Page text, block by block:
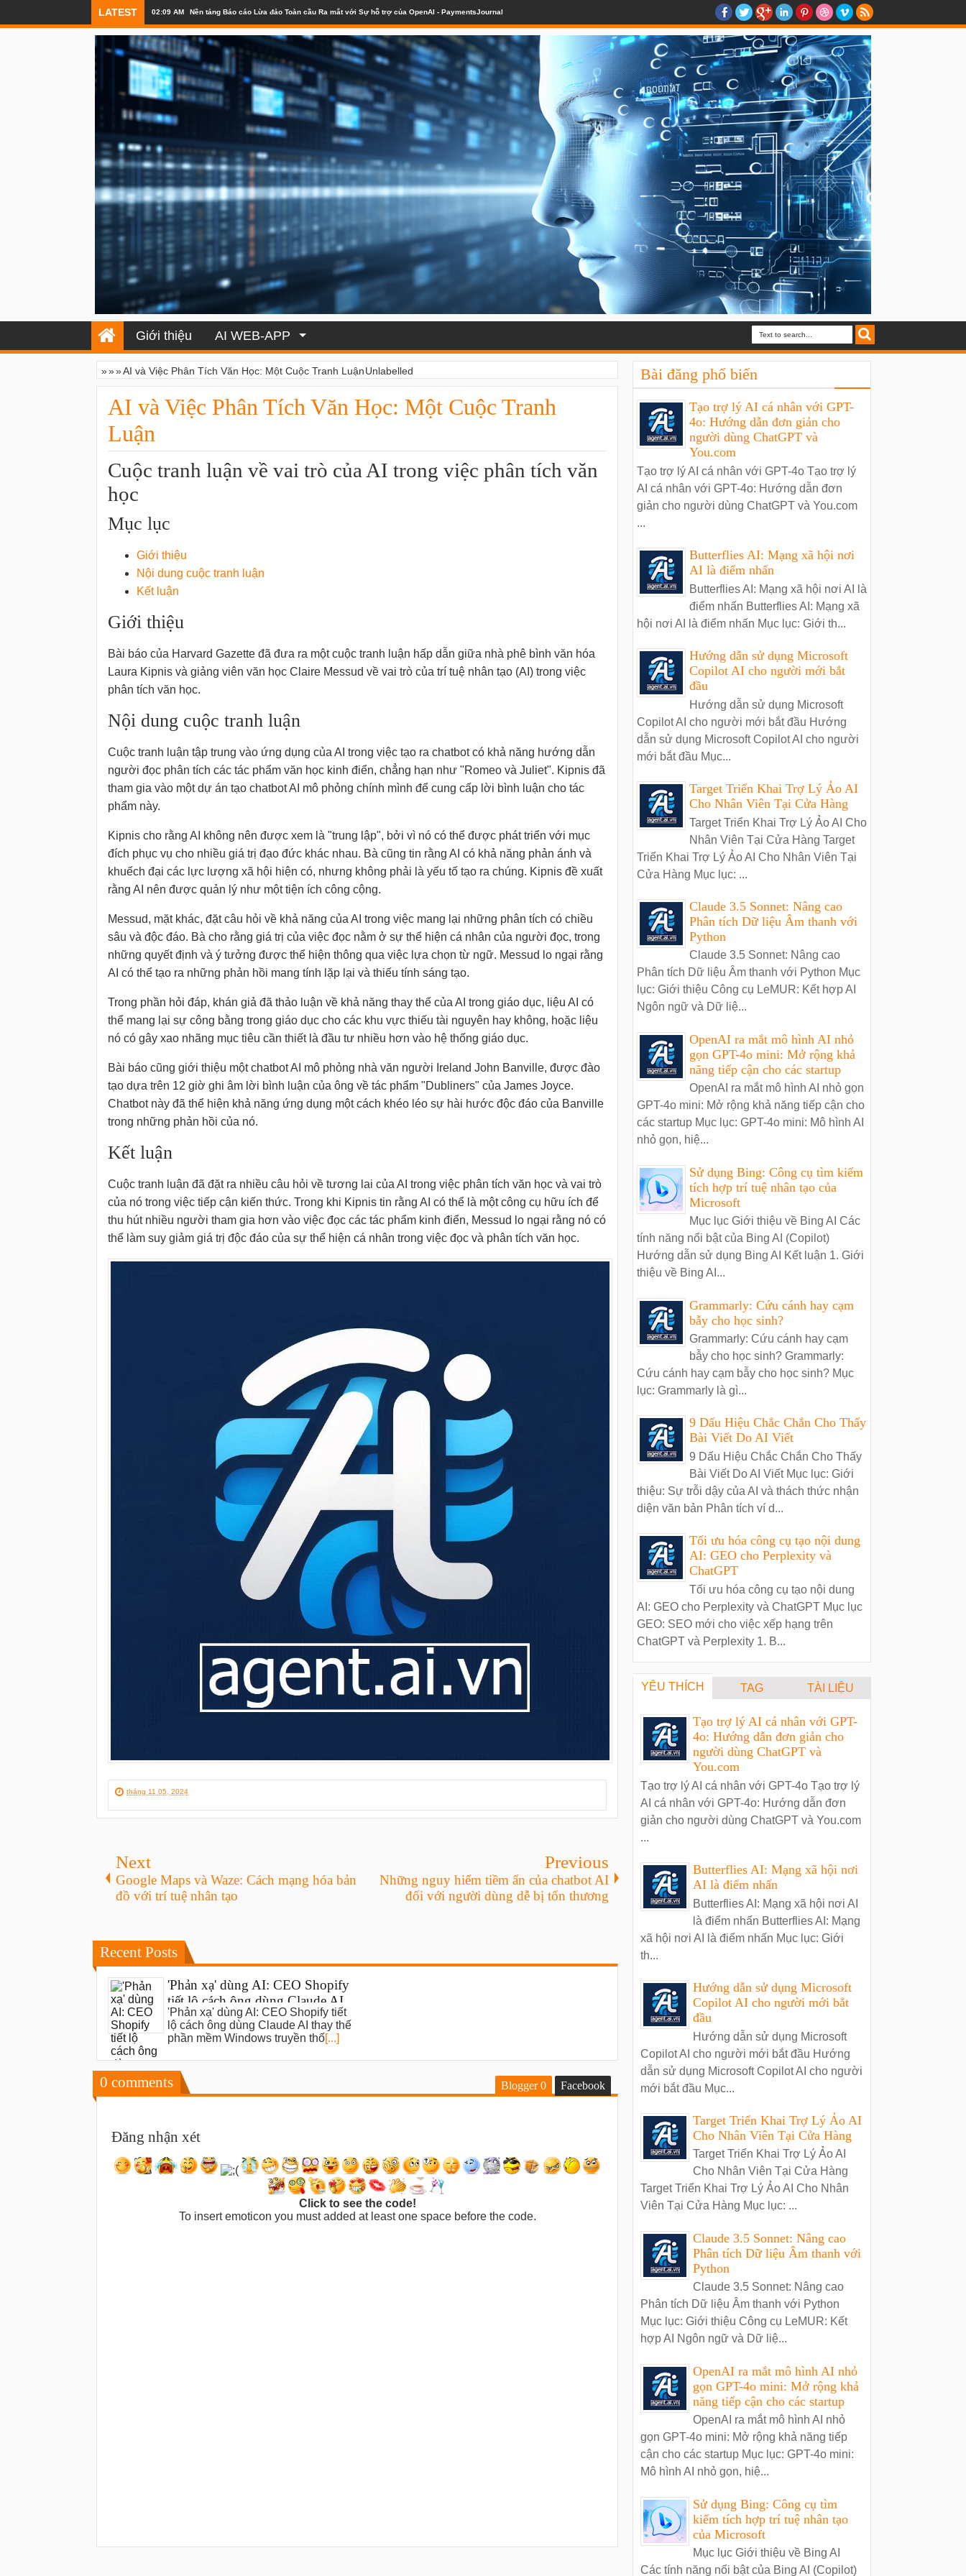
LATEST 02:09 AM Nền tảng Báo cáo Lừa đảo Toàn cầu Ra mắt với Sự hỗ trợ của OpenAI - PaymentsJournal
Giới thiệu AI WEB-APP
»» Unlabelled
»AI và Việc Phân Tích Văn Học: Một Cuộc Tranh Luận
AI và Việc Phân Tích Văn Học: Một Cuộc Tranh
Luận
Cuộc tranh luận về vai trò của AI trong việc phân tích văn
học
Mục lục
Giới thiệu
Nội dung cuộc tranh luận
Kết luận
Giới thiệu
Bài báo của Harvard Gazette đã đưa ra một cuộc tranh luận hấp dẫn giữa nhà phê bình văn hóa
Laura Kipnis và giảng viên văn học Claire Messud về vai trò của trí tuệ nhân tạo (AI) trong việc
phân tích văn học.
Nội dung cuộc tranh luận
Cuộc tranh luận tập trung vào ứng dụng của AI trong việc tạo ra chatbot có khả năng hướng dẫn
người đọc phân tích các tác phẩm văn học kinh điển, chẳng hạn như "Romeo và Juliet". Kipnis đã
tham gia vào một dự án tạo chatbot AI mô phỏng chính mình để cung cấp lời bình luận cho tác
phẩm này.
Kipnis cho rằng AI không nên được xem là "trung lập", bởi vì nó có thể được phát triển với mục
đích phục vụ cho nhiều giá trị đạo đức khác nhau. Bà cũng tin rằng AI có khả năng phản ánh và
khuếch đại các lực lượng xã hội hiện có, nhưng không phải là yếu tố tạo ra chúng. Kipnis đề xuất
rằng AI nên được quản lý như một tiện ích công cộng.
Messud, mặt khác, đặt câu hỏi về khả năng của AI trong việc mang lại những phân tích có chiều
sâu và độc đáo. Bà cho rằng giá trị của việc đọc nằm ở sự thể hiện cá nhân của người đọc, trong
những quyết định và ý tưởng được thể hiện thông qua việc lựa chọn từ ngữ. Messud lo ngại rằng
AI có thể tạo ra những phản hồi mang tính lặp lại và thiếu tính sáng tạo.
Trong phần hỏi đáp, khán giả đã thảo luận về khả năng thay thế của AI trong giáo dục, liệu AI có
thể mang lại sự công bằng trong giáo dục cho các khu vực thiếu tài nguyên hay không, hoặc liệu
nó có gây xao nhãng mục tiêu cần thiết là đầu tư nhiều hơn vào hệ thống giáo dục.
Bài báo cũng giới thiệu một chatbot AI mô phỏng nhà văn người Ireland John Banville, được đào
tạo dựa trên 12 giờ ghi âm lời bình luận của ông về tác phẩm "Dubliners" của James Joyce.
Chatbot này đã thể hiện khả năng ứng dụng một cách khéo léo sự hài hước độc đáo của Banville
trong những phản hồi của nó.
Kết luận
Cuộc tranh luận đã đặt ra nhiều câu hỏi về tương lai của AI trong việc phân tích văn học và vai trò
của nó trong việc tiếp cận kiến ​​thức. Trong khi Kipnis tin rằng AI có thể là một công cụ hữu ích để
thu hút nhiều người tham gia hơn vào việc đọc các tác phẩm kinh điển, Messud lo ngại rằng nó có
thể làm suy giảm giá trị độc đáo của sự thể hiện cá nhân trong việc đọc và phân tích văn học.
tháng 11 05, 2024
Next
Google Maps và Waze: Cách mạng hóa bản
đồ với trí tuệ nhân tạo
Previous
Những nguy hiểm tiềm ẩn của chatbot AI
đối với người dùng dễ bị tổn thương
Recent Posts
'Phản xạ' dùng AI: CEO Shopify
tiết lộ cách ông dùng Claude AI
thay thế phần mềm Windows
truyền thống
'Phản xạ' dùng AI: CEO Shopify tiết
lộ cách ông dùng Claude AI thay thế
phần mềm Windows truyền thố[...]
0 comments Blogger0 Facebook
Đăng nhận xét
Click to see the code!
To insert emoticon you must added at least one space before the code.
Bài đăng phổ biến
Tạo trợ lý AI cá nhân với GPT-
4o: Hướng dẫn đơn giản cho
người dùng ChatGPT và
You.com
Tạo trợ lý AI cá nhân với GPT-4o Tạo trợ lý
AI cá nhân với GPT-4o: Hướng dẫn đơn
giản cho người dùng ChatGPT và You.com
...
Butterflies AI: Mạng xã hội nơi
AI là điểm nhấn
Butterflies AI: Mạng xã hội nơi AI là
điểm nhấn Butterflies AI: Mạng xã
hội nơi AI là điểm nhấn Mục lục: Giới th...
Hướng dẫn sử dụng Microsoft
Copilot AI cho người mới bắt
đầu
Hướng dẫn sử dụng Microsoft
Copilot AI cho người mới bắt đầu Hướng
dẫn sử dụng Microsoft Copilot AI cho người
mới bắt đầu Mục...
Target Triển Khai Trợ Lý Ảo AI
Cho Nhân Viên Tại Cửa Hàng
Target Triển Khai Trợ Lý Ảo AI Cho
Nhân Viên Tại Cửa Hàng Target
Triển Khai Trợ Lý Ảo AI Cho Nhân Viên Tại
Cửa Hàng Mục lục: ...
Claude 3.5 Sonnet: Nâng cao
Phân tích Dữ liệu Âm thanh với
Python
Claude 3.5 Sonnet: Nâng cao
Phân tích Dữ liệu Âm thanh với Python Mục
lục: Giới thiệu Công cụ LeMUR: Kết hợp AI
Ngôn ngữ và Dữ liệ...
OpenAI ra mắt mô hình AI nhỏ
gọn GPT-4o mini: Mở rộng khả
năng tiếp cận cho các startup
OpenAI ra mắt mô hình AI nhỏ gọn
GPT-4o mini: Mở rộng khả năng tiếp cận cho
các startup Mục lục: GPT-4o mini: Mô hình AI
nhỏ gọn, hiệ...
Sử dụng Bing: Công cụ tìm kiếm
tích hợp trí tuệ nhân tạo của
Microsoft
Mục lục Giới thiệu về Bing AI Các
tính năng nổi bật của Bing AI (Copilot)
Hướng dẫn sử dụng Bing AI Kết luận 1. Giới
thiệu về Bing AI...
Grammarly: Cứu cánh hay cạm
bẫy cho học sinh?
Grammarly: Cứu cánh hay cạm
bẫy cho học sinh? Grammarly:
Cứu cánh hay cạm bẫy cho học sinh? Mục
lục: Grammarly là gì...
9 Dấu Hiệu Chắc Chắn Cho Thấy
Bài Viết Do AI Viết
9 Dấu Hiệu Chắc Chắn Cho Thấy
Bài Viết Do AI Viết Mục lục: Giới
thiệu: Sự trỗi dậy của AI và thách thức nhận
diện văn bản Phân tích ví d...
Tối ưu hóa công cụ tạo nội dung
AI: GEO cho Perplexity và
ChatGPT
Tối ưu hóa công cụ tạo nội dung
AI: GEO cho Perplexity và ChatGPT Mục lục
GEO: SEO mới cho việc xếp hạng trên
ChatGPT và Perplexity 1. B...
YÊU THÍCH TAG TÀI LIỆU
Tạo trợ lý AI cá nhân với GPT-
4o: Hướng dẫn đơn giản cho
người dùng ChatGPT và
You.com
Tạo trợ lý AI cá nhân với GPT-4o Tạo trợ lý
AI cá nhân với GPT-4o: Hướng dẫn đơn
giản cho người dùng ChatGPT và You.com
...
Butterflies AI: Mạng xã hội nơi
AI là điểm nhấn
Butterflies AI: Mạng xã hội nơi AI
là điểm nhấn Butterflies AI: Mạng
xã hội nơi AI là điểm nhấn Mục lục: Giới
th...
Hướng dẫn sử dụng Microsoft
Copilot AI cho người mới bắt
đầu
Hướng dẫn sử dụng Microsoft
Copilot AI cho người mới bắt đầu Hướng
dẫn sử dụng Microsoft Copilot AI cho người
mới bắt đầu Mục...
Target Triển Khai Trợ Lý Ảo AI
Cho Nhân Viên Tại Cửa Hàng
Target Triển Khai Trợ Lý Ảo AI
Cho Nhân Viên Tại Cửa Hàng
Target Triển Khai Trợ Lý Ảo AI Cho Nhân
Viên Tại Cửa Hàng Mục lục: ...
Claude 3.5 Sonnet: Nâng cao
Phân tích Dữ liệu Âm thanh với
Python
Claude 3.5 Sonnet: Nâng cao
Phân tích Dữ liệu Âm thanh với Python
Mục lục: Giới thiệu Công cụ LeMUR: Kết
hợp AI Ngôn ngữ và Dữ liệ...
OpenAI ra mắt mô hình AI nhỏ
gọn GPT-4o mini: Mở rộng khả
năng tiếp cận cho các startup
OpenAI ra mắt mô hình AI nhỏ
gọn GPT-4o mini: Mở rộng khả năng tiếp
cận cho các startup Mục lục: GPT-4o mini:
Mô hình AI nhỏ gọn, hiệ...
Sử dụng Bing: Công cụ tìm
kiếm tích hợp trí tuệ nhân tạo
của Microsoft
Mục lục Giới thiệu về Bing AI
Các tính năng nổi bật của Bing AI (Copilot)